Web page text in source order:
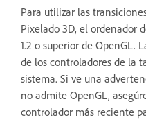
Para utilizar las
Pixelado 3D, el ordenador
1.2 o superior de OpenGL.
de los controladores de la
sistema. Si ve una
no admite OpenGL,
controlador más reciente